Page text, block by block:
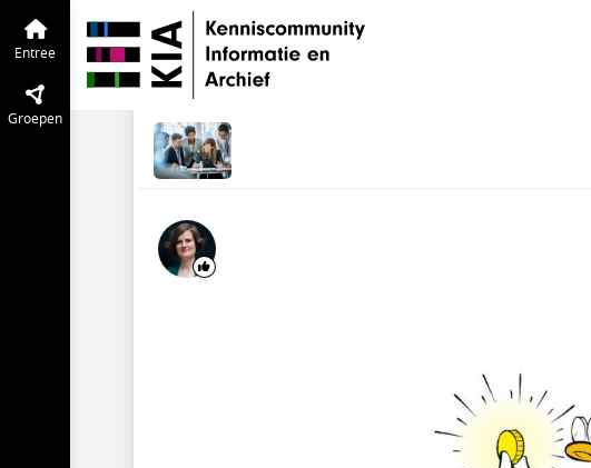
Entree
Groepen
KIA Community Entree
Hoe krijg je je project
sep 2019